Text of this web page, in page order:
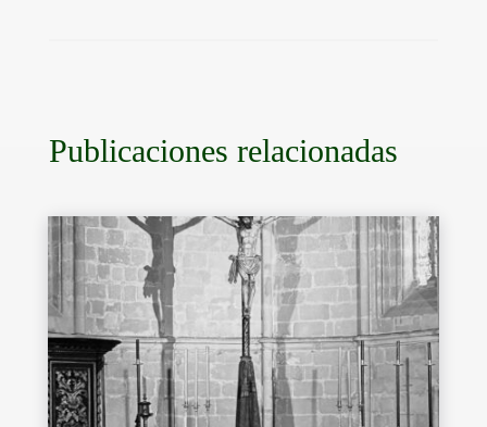
Publicaciones relacionadas